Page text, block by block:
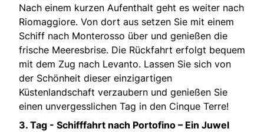
Nach einem kurzen Aufenthalt geht es weiter nach
Riomaggiore. Von dort aus setzen Sie mit einem
Schiff nach Monterosso über und genießen die
frische Meeresbrise. Die Rückfahrt erfolgt bequem
mit dem Zug nach Levanto. Lassen Sie sich von
der Schönheit dieser einzigartigen
Küstenlandschaft verzaubern und genießen Sie
einen unvergesslichen Tag in den Cinque Terre!
3. Tag - Schifffahrt nach Portofino – Ein Juwel